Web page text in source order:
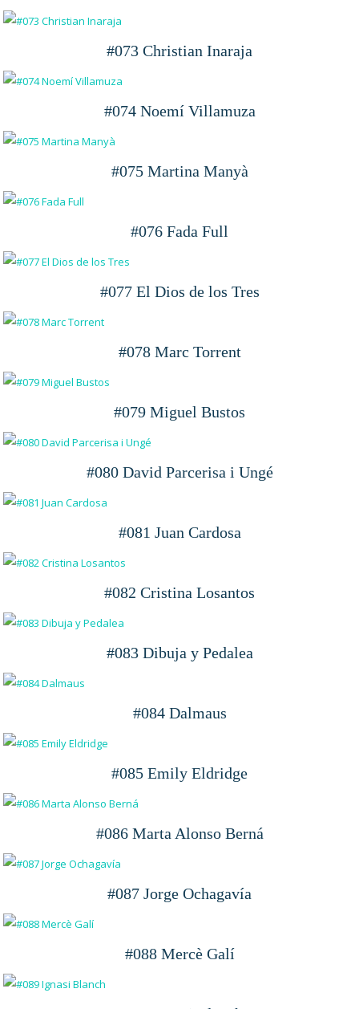
#073 Christian Inaraja
#074 Noemí Villamuza
#075 Martina Manyà
#076 Fada Full
#077 El Dios de los Tres
#078 Marc Torrent
#079 Miguel Bustos
#080 David Parcerisa i Ungé
#081 Juan Cardosa
#082 Cristina Losantos
#083 Dibuja y Pedalea
#084 Dalmaus
#085 Emily Eldridge
#086 Marta Alonso Berná
#087 Jorge Ochagavía
#088 Mercè Galí